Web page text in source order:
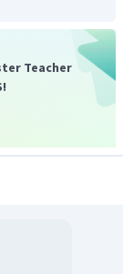
bentuk
Teacher